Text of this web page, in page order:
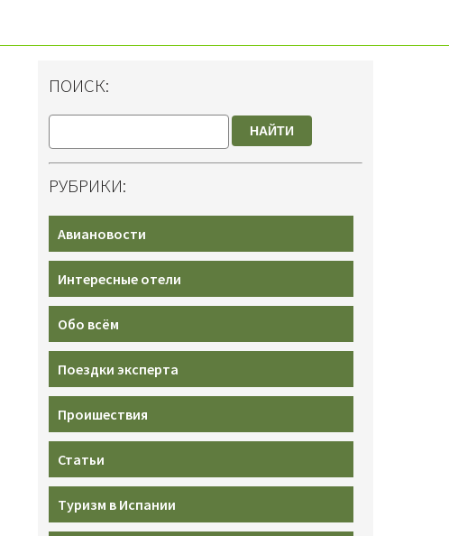
ПОИСК:
НАЙТИ
РУБРИКИ:
Авиановости
Интересные отели
Обо всём
Поездки эксперта
Проишествия
Статьи
Туризм в Испании